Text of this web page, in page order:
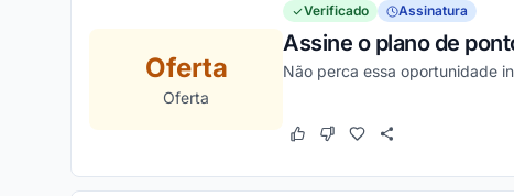
Oferta
Oferta
Verificado Assinatura
Assine o plano de
Não perca essa oportunidade
Este cupom funcionou
Este cupom não funcionou